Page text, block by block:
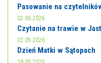
Pasowanie na
02.06.2026
Czytanie na trawie w
22.05.2026
Dzień Matki w Sątopach